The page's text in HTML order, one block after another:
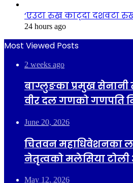
‘एउटा रुख काट्दा दशवटा रुख
24 hours ago
Most Viewed Posts
2 weeks ago
बाग्लुङका प्रमुख सेनानी
वीर दल गणको गणपति
June 20, 2026
चितवन महाधिवेशनका
नेतृत्वको मलेसिया
May 12, 2026